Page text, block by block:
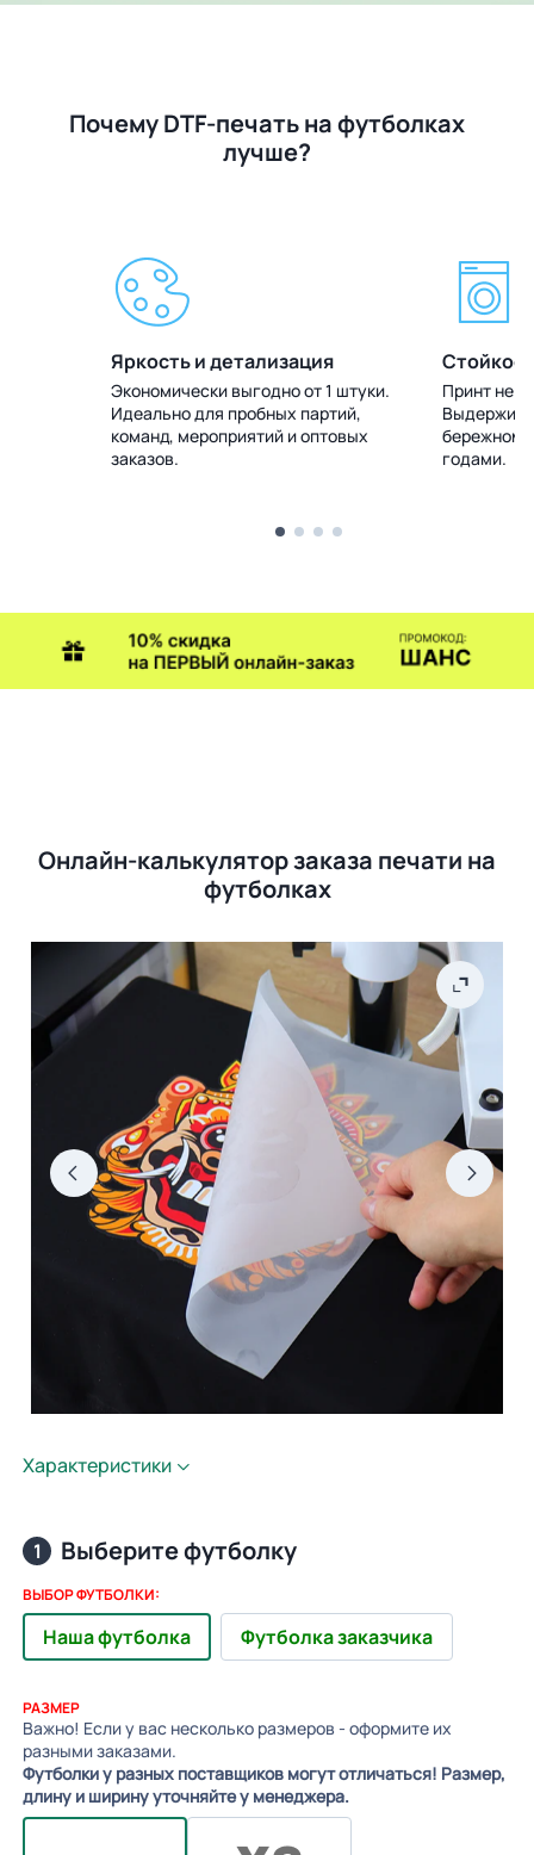
Почему DTF-печать на футболках
лучше?
Яркость и детализация
Экономически выгодно от 1 штуки.
Идеально для пробных партий,
команд, мероприятий и оптовых
заказов.
Принт не
бережном
годами.
Онлайн-калькулятор заказа печати на
футболках
Характеристики
1 Выберите футболку
ВЫБОР ФУТБОЛКИ:
Наша футболка Футболка заказчика
РАЗМЕР
Важно! Если у вас несколько размеров - оформите их
разными заказами.
Футболки у разных поставщиков могут отличаться! Размер,
длину и ширину уточняйте у менеджера.